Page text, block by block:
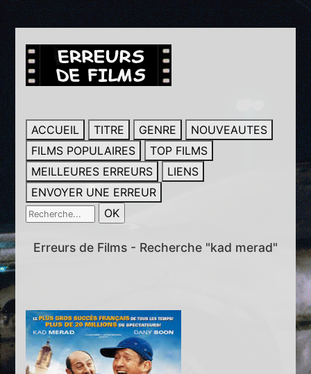
ACCUEIL TITRE GENRE
NOUVEAUTES
FILMS POPULAIRES
TOP FILMS
MEILLEURES ERREURS
LIENS
ENVOYER UNE ERREUR
Erreurs de Films - Recherche "kad merad"